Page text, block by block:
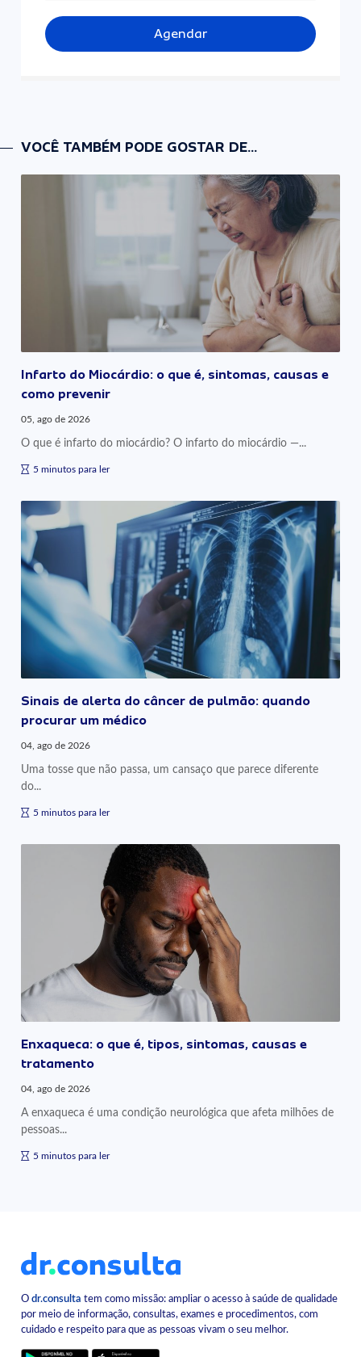
Agendar
VOCÊ TAMBÉM PODE GOSTAR DE...
Infarto do Miocárdio: o que é, sintomas, causas e
como prevenir
05, ago de 2026
O que é infarto do miocárdio? O infarto do miocárdio —...
5 minutos para ler
Sinais de alerta do câncer de pulmão: quando
procurar um médico
04, ago de 2026
Uma tosse que não passa, um cansaço que parece diferente
do...
5 minutos para ler
Enxaqueca: o que é, tipos, sintomas, causas e
tratamento
04, ago de 2026
A enxaqueca é uma condição neurológica que afeta milhões de
pessoas...
5 minutos para ler
Odr.consulta tem como missão: ampliar o acesso à saúde de qualidade
por meio de informação, consultas, exames e procedimentos, com
cuidado e respeito para que as pessoas vivam o seu melhor.